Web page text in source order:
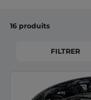
16 produits
FILTRER